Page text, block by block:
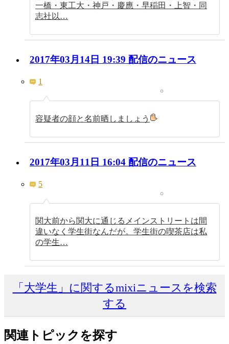
一橋・東工大・神戸・慶應・早稲田・上智・同
志社以…
2017年03月14日 19:39 配信のニュース
1
容疑者の顔と名前晒しましょう
2017年03月11日 16:04 配信のニュース
5
関大前から関大に通じるメインストリートは間
違いなく学生街なんだが。学生街の喫茶店は私
の学生…
「大学生」に関するmixiニュースを検索
する
関連トピックを探す